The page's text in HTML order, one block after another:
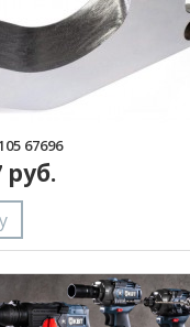
67696
руб.